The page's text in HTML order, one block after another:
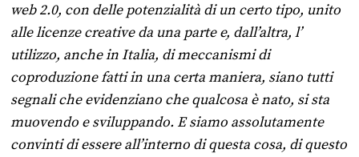
web 2.0, con delle potenzialità di un certo tipo, unito
alle licenze creative da una parte e, dall’altra, l’
utilizzo, anche in Italia, di meccanismi di
coproduzione fatti in una certa maniera, siano tutti
segnali che evidenziano che qualcosa è nato, si sta
muovendo e sviluppando. E siamo assolutamente
convinti di essere all’interno di questa cosa, di questo